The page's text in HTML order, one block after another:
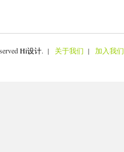
Hi设计. | 关于我们 | 加入我们